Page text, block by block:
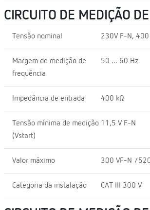
CIRCUITO DE MEDIÇÃO
Tensão nominal 230V F-N, 400
Margem de medição de
frequência
50 ... 60 Hz
Impedância de entrada 400 kΩ
Tensão mínima de medição
(Vstart)
11,5 V F-N
Valor máximo 300 VF-N /
Categoria da instalação CAT III 300 V